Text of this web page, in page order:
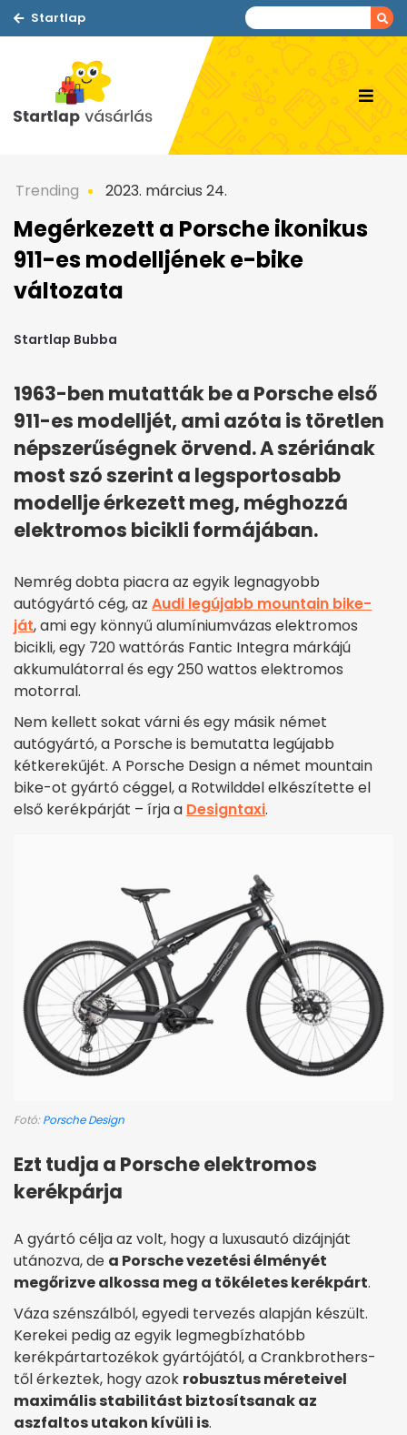
Startlap
Trending 2023. március 24.
Megérkezett a Porsche ikonikus
911-es modelljének e-bike
változata
Startlap Bubba
1963-ben mutatták be a Porsche első
911-es modelljét, ami azóta is töretlen
népszerűségnek örvend. A szériának
most szó szerint a legsportosabb
modellje érkezett meg, méghozzá
elektromos bicikli formájában.
Nemrég dobta piacra az egyik legnagyobb
autógyártó cég, az Audi legújabb mountain bike-
ját, ami egy könnyű alumíniumvázas elektromos
bicikli, egy 720 wattórás Fantic Integra márkájú
akkumulátorral és egy 250 wattos elektromos
motorral.
Nem kellett sokat várni és egy másik német
autógyártó, a Porsche is bemutatta legújabb
kétkerekűjét. A Porsche Design a német mountain
bike-ot gyártó céggel, a Rotwilddel elkészítette el
első kerékpárját – írja a Designtaxi.
Fotó: Porsche Design
Ezt tudja a Porsche elektromos
kerékpárja
A gyártó célja az volt, hogy a luxusautó dizájnját
utánozva, de a Porsche vezetési élményét
megőrizve alkossa meg a tökéletes kerékpárt.
Váza szénszálból, egyedi tervezés alapján készült.
Kerekei pedig az egyik legmegbízhatóbb
kerékpártartozékok gyártójától, a Crankbrothers-
től érkeztek, hogy azok robusztus méreteivel
maximális stabilitást biztosítsanak az
aszfaltos utakon kívüli is.